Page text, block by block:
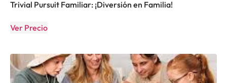
Trivial Pursuit Familiar: ¡Diversión en Familia!
Ver Precio